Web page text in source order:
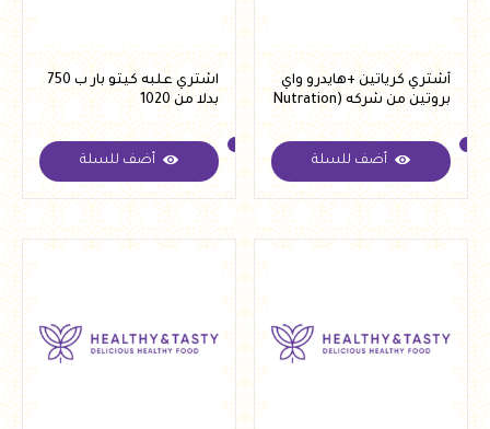
أشتري كرياتين +هايدرو واي
بروتين من شركه (Nutration
International) ب 6500 بدلا
من 7100
أضف للسلة
اشتري علبه كيتو بار ب 750
بدلا من 1020
أضف للسلة